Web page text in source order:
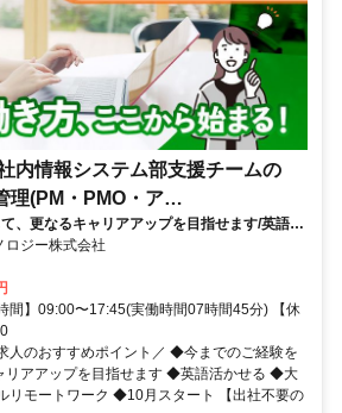
内情報システム部支援チームの
理(PM・PMO・ア
、更なるキャリアアップを目指せます/英語活
フルリモートワーク/10月スタート
ロジー株式会社
間】09:00〜17:45(実働時間07時間45分) 【休
人のおすすめポイント／ ◆今までのご経験を
リアアップを目指せます ◆英語活かせる ◆大
リモートワーク ◆10月スタート 【出社不要の